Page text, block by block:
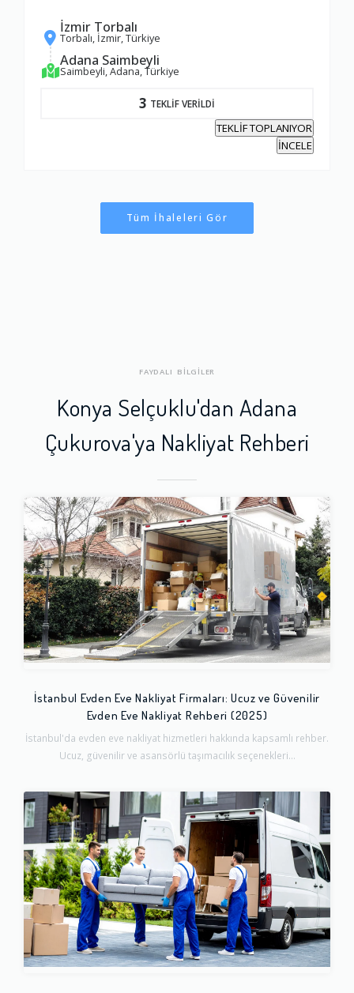
İzmir Torbalı
Torbalı, İzmir, Türkiye
Adana Saimbeyli
Saimbeyli, Adana, Türkiye
3 TEKLİF VERİLDİ
TEKLİF TOPLANIYOR
İNCELE
Tüm İhaleleri Gör
FAYDALI BİLGİLER
Konya Selçuklu'dan Adana
Çukurova'ya Nakliyat Rehberi
İstanbul Evden Eve Nakliyat Firmaları: Ucuz ve Güvenilir
Evden Eve Nakliyat Rehberi (2025)
İstanbul'da evden eve nakliyat hizmetleri hakkında kapsamlı rehber.
Ucuz, güvenilir ve asansörlü taşımacılık seçenekleri...